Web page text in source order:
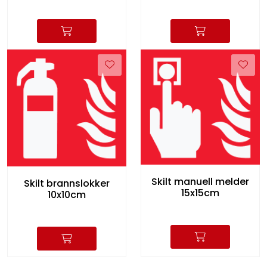
Skilt brannslokker
10x10cm
Skilt manuell melder
15x15cm